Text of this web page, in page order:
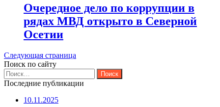
Очередное дело по коррупции в
рядах МВД открыто в Северной
Осетии
Следующая страница
Поиск по сайту
Найти:
Последние публикации
10.11.2025